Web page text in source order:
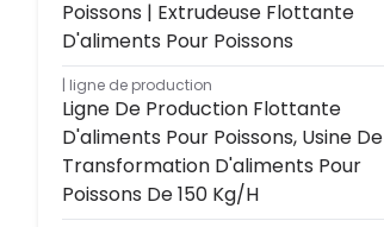
Poissons | Extrudeuse Flottante
D'aliments Pour Poissons
ligne de production
Ligne De Production Flottante
D'aliments Pour Poissons, Usine De
Transformation D'aliments Pour
Poissons De 150 Kg/h